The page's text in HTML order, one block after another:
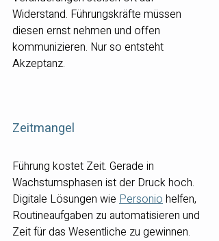
Widerstand. Führungskräfte müssen
diesen ernst nehmen und offen
kommunizieren. Nur so entsteht
Akzeptanz.
Zeitmangel
Führung kostet Zeit. Gerade in
Wachstumsphasen ist der Druck hoch.
Digitale Lösungen wie Personio helfen,
Routineaufgaben zu automatisieren und
Zeit für das Wesentliche zu gewinnen.